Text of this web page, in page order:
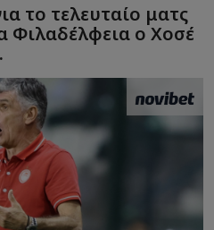
το τελευταίο ματς
Φιλαδέλφεια ο Χοσέ